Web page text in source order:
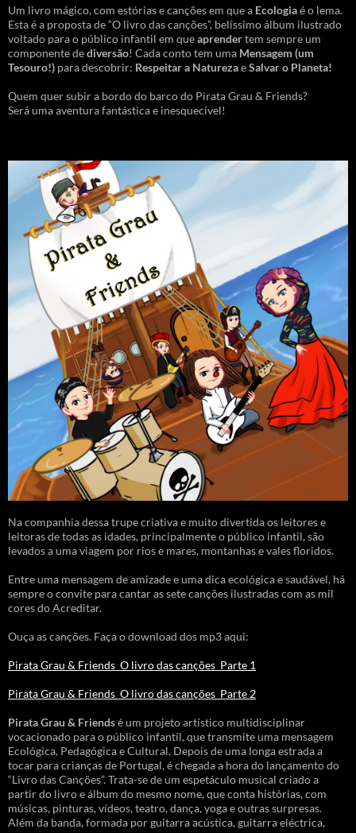
Um livro mágico, com estórias e canções em que a Ecologiaé o lema.
Esta é a proposta de “O livro das canções”, belíssimo álbum ilustrado
voltado para o público infantil em queaprendertem sempre um
componente dediversão! Cada conto tem uma Mensagem (um
Tesouro!) para descobrir: Respeitar a NaturezaeSalvar o Planeta!
Quem quer subir a bordo do barco do Pirata Grau & Friends?
Será uma aventura fantástica e inesquecível!
Na companhia dessa trupe criativa e muito divertida os leitores e
leitoras de todas as idades, principalmente o público infantil, são
levados a uma viagem por rios e mares, montanhas e vales floridos.
Entre uma mensagem de amizade e uma dica ecológica e saudável, há
sempre o convite para cantar as sete canções ilustradas com as mil
cores do Acreditar.
Ouça as canções. Faça o download dos mp3 aqui:
Pirata Grau & Friends_O livro das canções_Parte 1
Pirata Grau & Friends_O livro das canções_Parte 2
Pirata Grau & Friendsé um projeto artístico multidisciplinar
vocacionado para o público infantil, que transmite uma mensagem
Ecológica, Pedagógica e Cultural. Depois de uma longa estrada a
tocar para crianças de Portugal, é chegada a hora do lançamento do
“Livro das Canções”. Trata-se de um espetáculo musical criado a
partir do livro e álbum do mesmo nome, que conta histórias, com
músicas, pinturas, vídeos, teatro, dança, yoga e outras surpresas.
Além da banda, formada por guitarra acústica, guitarra eléctrica,